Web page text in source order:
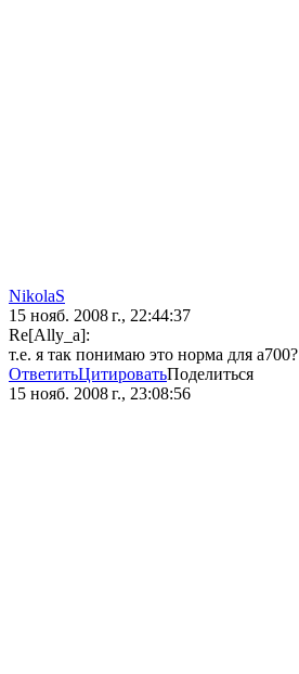
NikolaS
15 нояб. 2008 г., 22:44:37
Re[Ally_a]:
т.е. я так понимаю это норма для а700?
ОтветитьЦитироватьПоделиться
15 нояб. 2008 г., 23:08:56